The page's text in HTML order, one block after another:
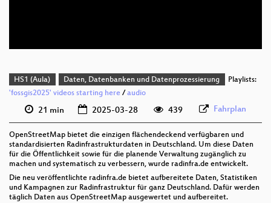
HS1 (Aula) Daten, Datenbanken und Datenprozessierung
Playlists:
'fossgis2025' videos starting here /audio
21 min 2025-03-28 439 Fahrplan
OpenStreetMap bietet die einzigen flächendeckend verfügbaren und
standardisierten Radinfrastrukturdaten in Deutschland. Um diese Daten
für die Öffentlichkeit sowie für die planende Verwaltung zugänglich zu
machen und systematisch zu verbessern, wurde radinfra.de entwickelt.
Die neu veröffentlichte radinfra.de bietet aufbereitete Daten, Statistiken
und Kampagnen zur Radinfrastruktur für ganz Deutschland. Dafür werden
täglich Daten aus OpenStreetMap ausgewertet und aufbereitet.